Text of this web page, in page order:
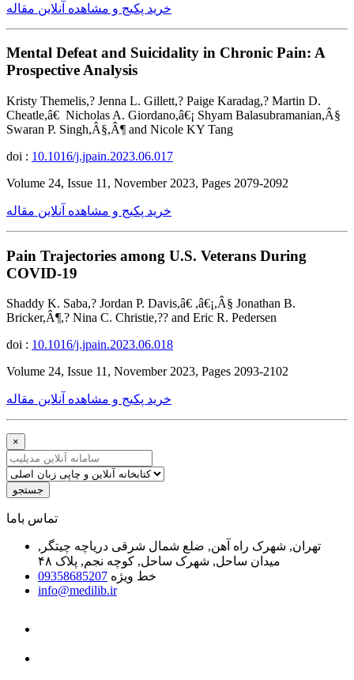
خرید پکیج و مشاهده آنلاین مقاله
Mental Defeat and Suicidality in Chronic Pain: A
Prospective Analysis
Kristy Themelis,? Jenna L. Gillett,? Paige Karadag,? Martin D.
Cheatle,â€ Nicholas A. Giordano,â€¡ Shyam Balasubramanian,Â§
Swaran P. Singh,Â§,Â¶ and Nicole KY Tang
doi : 10.1016/j.jpain.2023.06.017
Volume 24, Issue 11, November 2023, Pages 2079-2092
خرید پکیج و مشاهده آنلاین مقاله
Pain Trajectories among U.S. Veterans During
COVID-19
Shaddy K. Saba,? Jordan P. Davis,â€ ,â€¡,Â§ Jonathan B.
Bricker,Â¶,? Nina C. Christie,?? and Eric R. Pedersen
doi : 10.1016/j.jpain.2023.06.018
Volume 24, Issue 11, November 2023, Pages 2093-2102
خرید پکیج و مشاهده آنلاین مقاله
×
جستجو
ﺗﻤﺎﺱ ﺑﺎﻣﺎ
تهران, شهرک راه آهن, ضلع شمال شرقی دریاچه چیتگر,
میدان ساحل, شهرک ساحل, کوچه نجم, پلاک ۴۸
خط ویژه 09358685207
info@medilib.ir